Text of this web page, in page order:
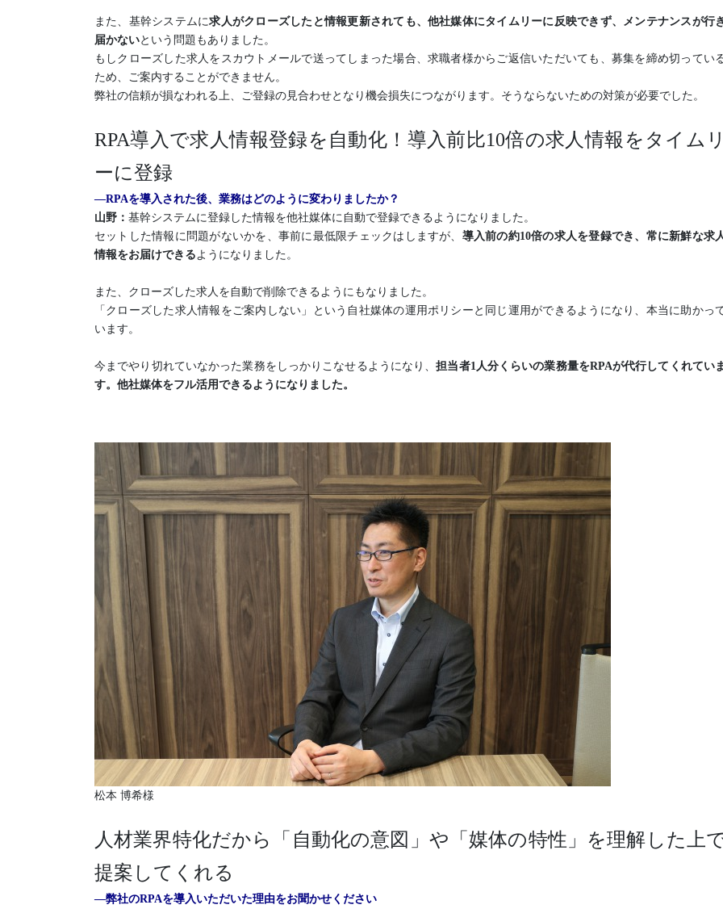
また、基幹システムに求人がクローズしたと情報更新されても、他社媒体にタイムリーに反映できず、メンテナンスが行
届かないという問題もありました。
もしクローズした求人をスカウトメールで送ってしまった場合、求職者様からご返信いただいても、募集を締め切ってい
ため、ご案内することができません。
弊社の信頼が損なわれる上、ご登録の見合わせとなり機会損失につながります。そうならないための対策が必要でした。
RPA導入で求人情報登録を自動化！導入前比10倍の求人情報をタイム
ーに登録
―RPAを導入された後、業務はどのように変わりましたか？
山野： 基幹システムに登録した情報を他社媒体に自動で登録できるようになりました。
セットした情報に問題がないかを、事前に最低限チェックはしますが、 導入前の約10倍の求人を登録でき、常に新鮮な求
情報をお届けできるようになりました。
また、クローズした求人を自動で削除できるようにもなりました。
「クローズした求人情報をご案内しない」という自社媒体の運用ポリシーと同じ運用ができるようになり、本当に助かっ
います。
今までやり切れていなかった業務をしっかりこなせるようになり、担当者1人分くらいの業務量をRPAが代行してくれてい
す。他社媒体をフル活用できるようになりました。
松本 博希様
人材業界特化だから「自動化の意図」や「媒体の特性」を理解した上
提案してくれる
―弊社のRPAを導入いただいた理由をお聞かせください